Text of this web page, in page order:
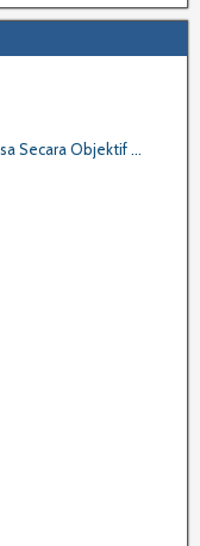
Secara Objektif ...